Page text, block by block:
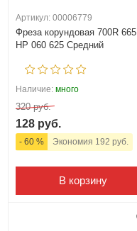
Артикул: 00006779
Фреза корундовая 700R 665
HP 060 625 Средний
Наличие: много
320 руб.
128 руб.
- 60 % Экономия 192 руб.
В корзину